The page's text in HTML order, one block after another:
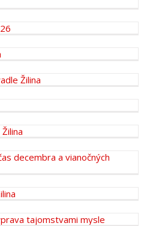
Žilina
decembra a vianočných
tajomstvami mysle